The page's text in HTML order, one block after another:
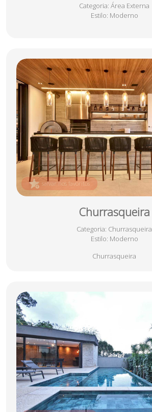
Categoria: Área Externa
Estilo: Moderno
Churrasqueira
Categoria: Churrasqueira
Estilo: Moderno
Churrasqueira
salvar nos favoritos